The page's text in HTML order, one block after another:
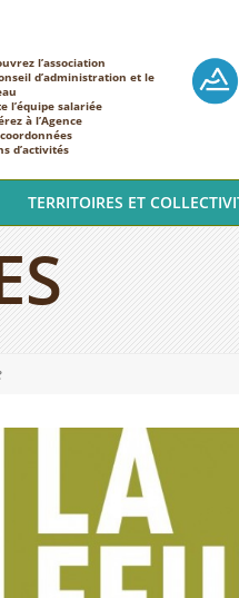
l’association
d’administration et le
l’équipe salariée
à l’Agence
d’activités
TERRITOIRES ET